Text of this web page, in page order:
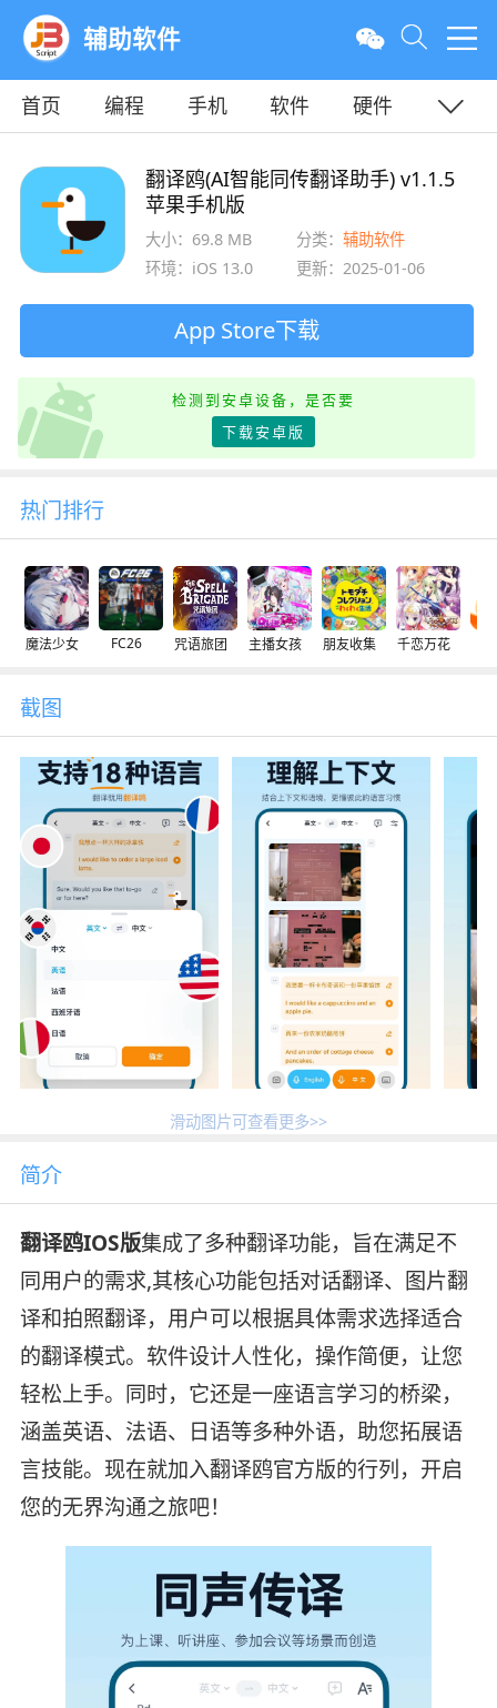
辅助软件
首页 编程 手机 软件
硬件
翻译鸥(AI智能同传翻译助手) v1.1.5
苹果手机版
大小：69.8 MB 分类：辅助软件
环境：iOS 13.0
更新：2025-01-06
App Store下载
检测到安卓设备，是否要
下载安卓版
热门排行
魔法少女 FC26 咒语旅团 主播女孩 朋友收集 千恋万花
截图
滑动图片可查看更多>>
简介
翻译鸥IOS版集成了多种翻译功能，旨在满足不
同用户的需求,其核心功能包括对话翻译、图片翻
译和拍照翻译，用户可以根据具体需求选择适合
的翻译模式。软件设计人性化，操作简便，让您
轻松上手。同时，它还是一座语言学习的桥梁，
涵盖英语、法语、日语等多种外语，助您拓展语
言技能。现在就加入翻译鸥官方版的行列，开启
您的无界沟通之旅吧！